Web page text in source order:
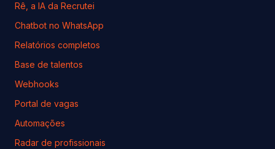
Rê, a IA da Recrutei
Chatbot no WhatsApp
Relatórios completos
Base de talentos
Webhooks
Portal de vagas
Automações
Radar de profissionais